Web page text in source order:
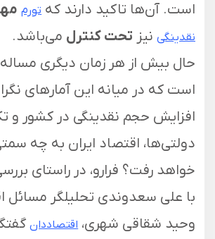
است. آن‌ها تاکید دارند کهتورم
نقدینگینیز تحت کنترل می‌باشد.
حال بیش از هر زمان دیگری
است که در میانه این آمار‌های
افزایش حجم نقدینگی در کشور و
دولتی‌ها، اقتصاد ایران به چه
خواهد رفت؟ فرارو، در راستای
با علی سعدوندی تحلیلگر مسائل
وحید شقاقی شهری،اقتصاددان